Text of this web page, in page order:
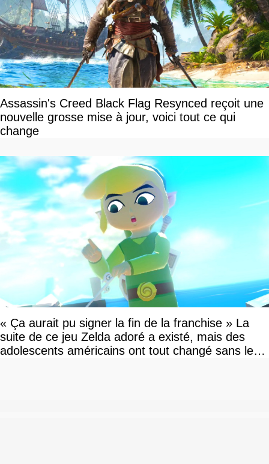
Assassin's Creed Black Flag Resynced reçoit une
nouvelle grosse mise à jour, voici tout ce qui
change
« Ça aurait pu signer la fin de la franchise » La
suite de ce jeu Zelda adoré a existé, mais des
adolescents américains ont tout changé sans le